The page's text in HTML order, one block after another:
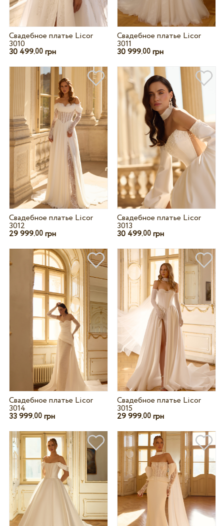
Свадебное платье Licor
3010
30 499.00грн
Свадебное платье Licor
3011
30 999.00 грн
Свадебное платье Licor
3012
29 999.00грн
Свадебное платье Licor
3013
30 499.00 грн
Свадебное платье Licor
3014
33 999.00грн
Свадебное платье Licor
3015
29 999.00 грн